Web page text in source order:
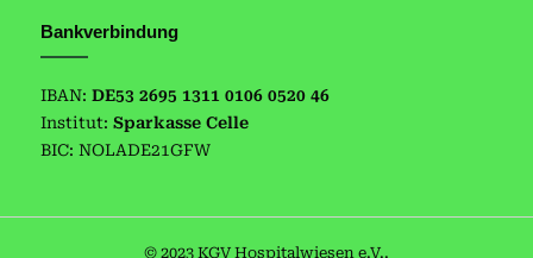
Bankverbindung
IBAN: DE53 2695 1311 0106 0520 46
Institut: Sparkasse Celle
BIC: NOLADE21GFW
© 2023 KGV Hospitalwiesen e.V..